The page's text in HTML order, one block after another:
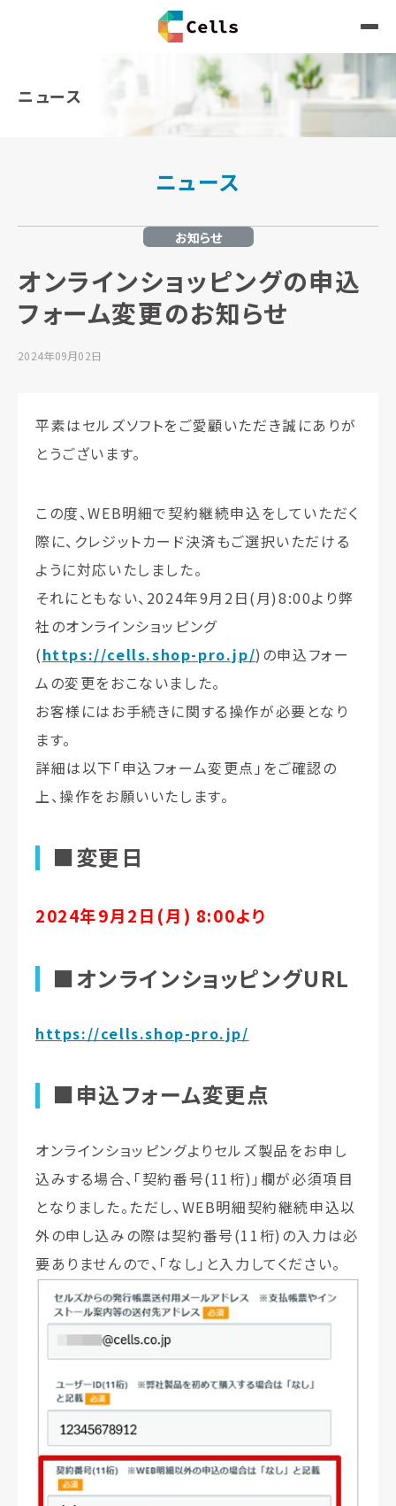
ニュース
ニュース
お知らせ
オンラインショッピングの申込
フォーム変更のお知らせ
2024年09月02日
平素はセルズソフトをご愛顧いただき誠にありが
とうございます。
この度、WEB明細で契約継続申込をしていただく
際に、クレジットカード決済もご選択いただける
ように対応いたしました。
それにともない、2024年9月2日(月)8:00より弊
社のオンラインショッピング
(https://cells.shop-pro.jp/)の申込フォー
ムの変更をおこないました。
お客様にはお手続きに関する操作が必要となり
ます。
詳細は以下「申込フォーム変更点」をご確認の
上、操作をお願いいたします。
■変更日
2024年9月2日(月) 8:00より
■オンラインショッピングURL
https://cells.shop-pro.jp/
■申込フォーム変更点
オンラインショッピングよりセルズ製品をお申し
込みする場合、「契約番号(11桁)」欄が必須項目
となりました。ただし、WEB明細契約継続申込以
外の申し込みの際は契約番号(11桁)の入力は必
要ありませんので、「なし」と入力してください。